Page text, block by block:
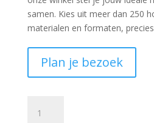
samen. Kies uit meer dan 250
materialen en formaten,
Plan je bezoek
kast